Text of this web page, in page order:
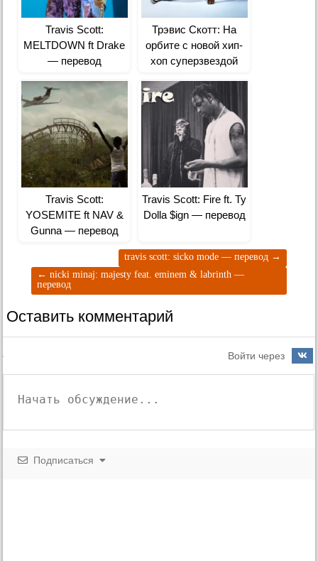
Travis Scott:
MELTDOWN ft Drake
— перевод
Трэвис Скотт: На
орбите с новой хип-
хоп суперзвездой
Travis Scott:
YOSEMITE ft NAV &
Gunna — перевод
Travis Scott: Fire ft. Ty
Dolla $ign — перевод
travis scott: sicko mode — перевод →
← nicki minaj: majesty feat. eminem & labrinth —
перевод
Оставить комментарий
Войти через
Подписаться